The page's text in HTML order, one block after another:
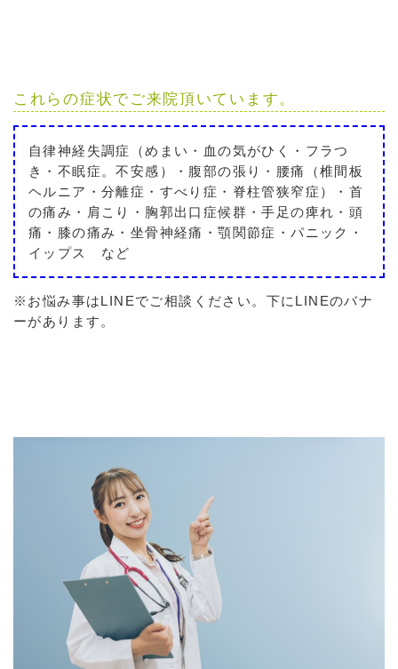
これらの症状でご来院頂いています。
自律神経失調症（めまい・血の気がひく・フラつ
き・不眠症。不安感）・腹部の張り・腰痛（椎間板
ヘルニア・分離症・すべり症・脊柱管狭窄症）・首
の痛み・肩こり・胸郭出口症候群・手足の痺れ・頭
痛・膝の痛み・坐骨神経痛・顎関節症・パニック・
イップス など
※お悩み事はLINEでご相談ください。下にLINEのバナ
ーがあります。